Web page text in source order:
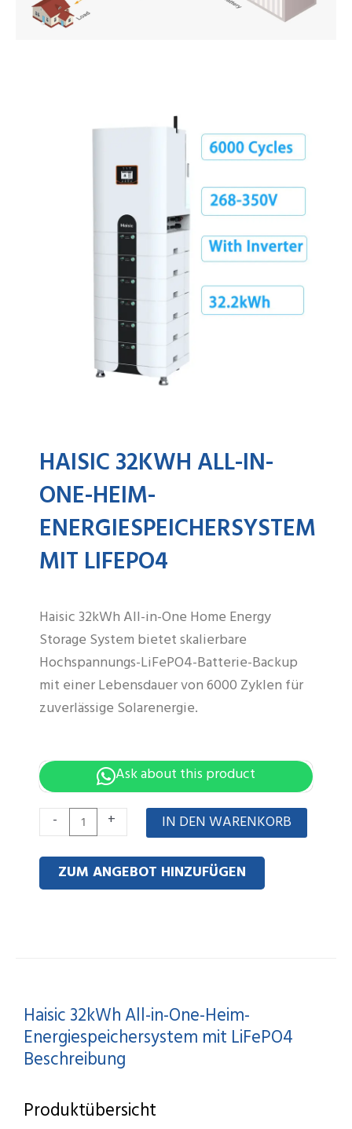
HAISIC 32KWH ALL-IN-
ONE-HEIM-
ENERGIESPEICHERSYSTEM
MIT LIFEPO4
Haisic 32kWh All-in-One Home Energy
Storage System bietet skalierbare
Hochspannungs-LiFePO4-Batterie-Backup
mit einer Lebensdauer von 6000 Zyklen für
zuverlässige Solarenergie.
Ask about this product
-
Haisic
32kWh
All-
in-
with
LiFePO4
Menge
+ IN DEN WARENKORB
ZUM ANGEBOT HINZUFÜGEN
Haisic 32kWh All-in-One-Heim-
Energiespeichersystem mit LiFePO4
Beschreibung
Produktübersicht